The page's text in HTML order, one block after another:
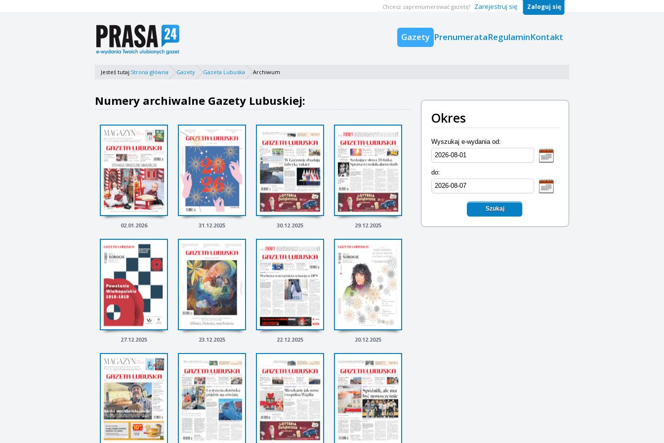
Gazety PrenumerataRegulaminKontakt
Chcesz zaprenumerować gazetę? Zarejestruj się Zaloguj się
Jesteś tutaj:Strona główna Gazety Gazeta Lubuska Archiwum
Okres
Wyszukaj e-wydania od:
do:
Szukaj
Numery archiwalne Gazety Lubuskiej:
02.01.2026 31.12.2025 30.12.2025 29.12.2025
27.12.2025 23.12.2025 22.12.2025 20.12.2025